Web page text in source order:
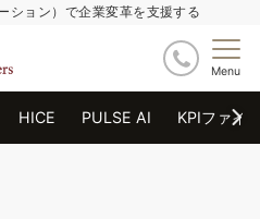
ション）で企業変革を支援する
Menu
HICE PULSE AI KPIファイ